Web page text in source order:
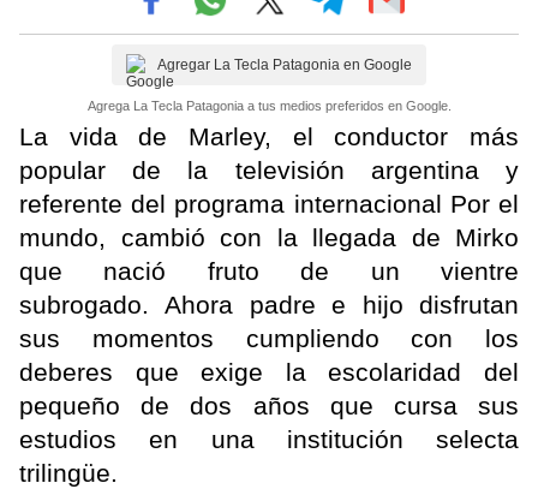
Agregar La Tecla Patagonia en Google
Agrega La Tecla Patagonia a tus medios preferidos en Google.
La vida de Marley, el conductor más
popular de la televisión argentina y
referente del programa internacional Por el
mundo, cambió con la llegada de Mirko
que nació fruto de un vientre
subrogado. Ahora padre e hijo disfrutan
sus momentos cumpliendo con los
deberes que exige la escolaridad del
pequeño de dos años que cursa sus
estudios en una institución selecta
trilingüe.